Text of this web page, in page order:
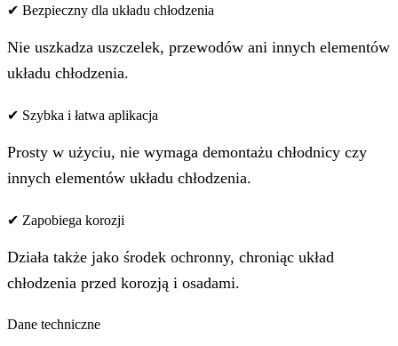
✔ Bezpieczny dla układu chłodzenia
Nie uszkadza uszczelek, przewodów ani innych elementów
układu chłodzenia.
✔ Szybka i łatwa aplikacja
Prosty w użyciu, nie wymaga demontażu chłodnicy czy
innych elementów układu chłodzenia.
✔ Zapobiega korozji
Działa także jako środek ochronny, chroniąc układ
chłodzenia przed korozją i osadami.
Dane techniczne